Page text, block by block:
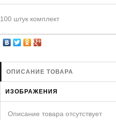
НОВИНКИ ДЛЯ ГОЛУБЕЙ
КОРМА ДЛЯ ПТИЦ
ТОВАРЫ ДЛЯ ПОПУГАЕВ
100 штук комплект
ОПИСАНИЕ ТОВАРА
ИЗОБРАЖЕНИЯ
Описание товара отсутствует